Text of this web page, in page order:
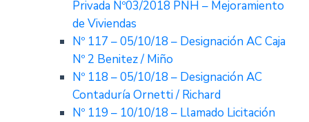
Privada Nº03/2018 PNH – Mejoramiento
de Viviendas
Nº 117 – 05/10/18 – Designación AC Caja
Nº 2 Benitez / Miño
Nº 118 – 05/10/18 – Designación AC
Contaduría Ornetti / Richard
Nº 119 – 10/10/18 – Llamado Licitación